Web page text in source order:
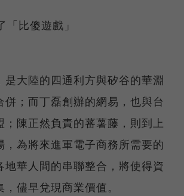
比傻遊戲」
是大陸的四通利方與矽谷的華淵
併；而丁磊創辦的網易，也與台
；陳正然負責的蕃薯藤，則到上
，為將來進軍電子商務所需要的
地華人間的串聯整合，將使得資
儘早兌現商業價值。